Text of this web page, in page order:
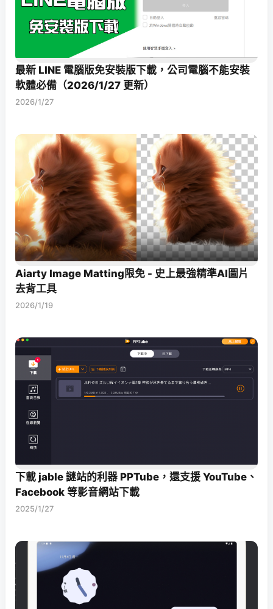
最新 LINE 電腦版免安裝版下載，公司電腦不能安裝
軟體必備（2026/1/27 更新）
2026/1/27
Aiarty Image Matting限免 - 史上最強精準AI圖片
去背工具
2026/1/19
下載 jable 謎站的利器 PPTube，還支援 YouTube、
Facebook 等影音網站下載
2025/1/27